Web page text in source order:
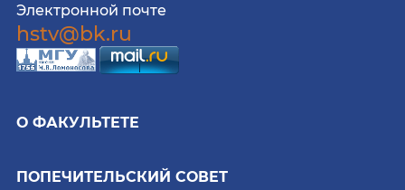
Электронной почте
hstv@bk.ru
О ФАКУЛЬТЕТЕ
ПОПЕЧИТЕЛЬСКИЙ СОВЕТ